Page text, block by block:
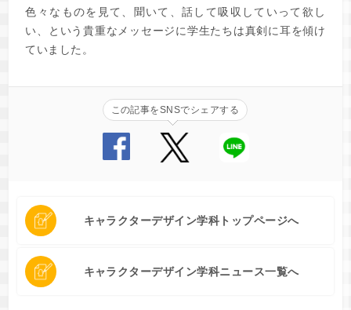
色々なものを見て、聞いて、話して吸収していって欲し
い、という貴重なメッセージに学生たちは真剣に耳を傾け
ていました。
この記事をSNSでシェアする
キャラクターデザイン学科トップページへ
キャラクターデザイン学科ニュース一覧へ